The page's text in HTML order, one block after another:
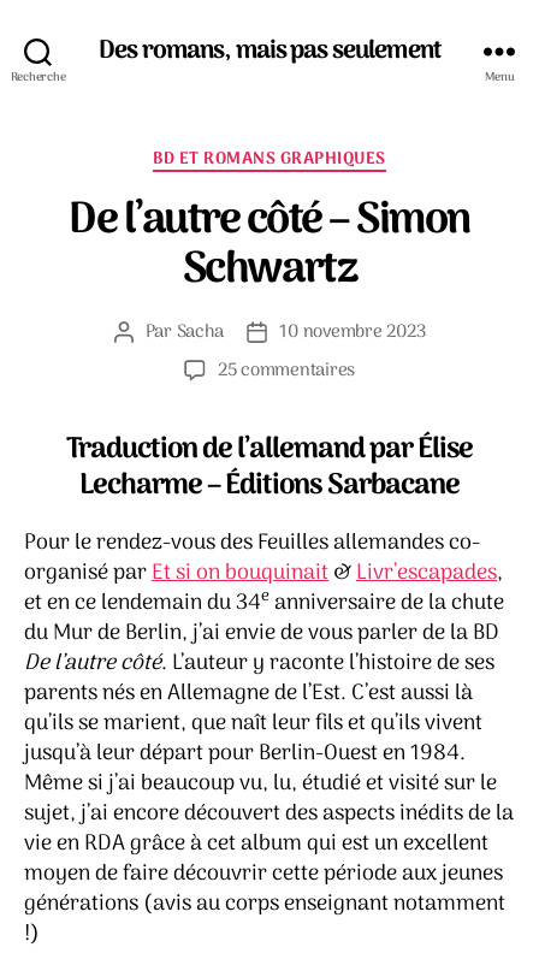
Recherche
Des romans, mais pas seulement
Menu
Catégories
BD ET ROMANS GRAPHIQUES
De l’autre côté – Simon
Schwartz
Auteur
ParSacha
Date
de
l’article
10 novembre 2023
25 commentairessur
côté
–
Simon
Schwartz
Traduction de l’allemand par Élise
Lecharme – Éditions Sarbacane
Pour le rendez-vous des Feuilles allemandes co-
organisé parEt si on bouquinait&Livr’escapades,
et en ce lendemain du 34eanniversaire de la chute
du Mur de Berlin, j’ai envie de vous parler de la BD
De l’autre côté. L’auteur y raconte l’histoire de ses
parents nés en Allemagne de l’Est. C’est aussi là
qu’ils se marient, que naît leur fils et qu’ils vivent
jusqu’à leur départ pour Berlin-Ouest en 1984.
Même si j’ai beaucoup vu, lu, étudié et visité sur le
sujet, j’ai encore découvert des aspects inédits de la
vie en RDA grâce à cet album qui est un excellent
moyen de faire découvrir cette période aux jeunes
générations (avis au corps enseignant notamment
!)